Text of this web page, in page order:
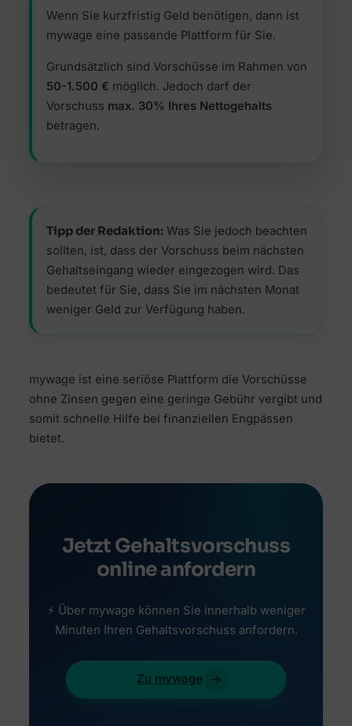
Wenn Sie kurzfristig Geld benötigen, dann ist
mywage eine passende Plattform für Sie.
Grundsätzlich sind Vorschüsse im Rahmen von
50-1.500 € möglich. Jedoch darf der
Vorschuss max. 30% Ihres Nettogehalts
betragen.
Tipp der Redaktion: Was Sie jedoch beachten
sollten, ist, dass der Vorschuss beim nächsten
Gehaltseingang wieder eingezogen wird. Das
bedeutet für Sie, dass Sie im nächsten Monat
weniger Geld zur Verfügung haben.
mywage ist eine seriöse Plattform die Vorschüsse
ohne Zinsen gegen eine geringe Gebühr vergibt und
somit schnelle Hilfe bei finanziellen Engpässen
bietet.
Jetzt Gehaltsvorschuss
online anfordern
⚡ Über mywage können Sie innerhalb weniger
Minuten Ihren Gehaltsvorschuss anfordern.
Zu mywage